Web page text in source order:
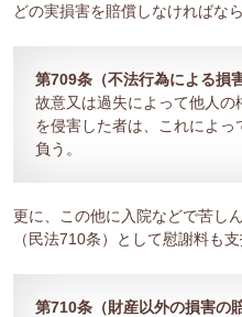
どの実損害を賠償しなければな
第709条（不法行為による損
故意又は過失によって他人
を侵害した者は、これによ
負う。
更に、この他に入院などで苦し
（民法710条）として慰謝料も
第710条（財産以外の損害の